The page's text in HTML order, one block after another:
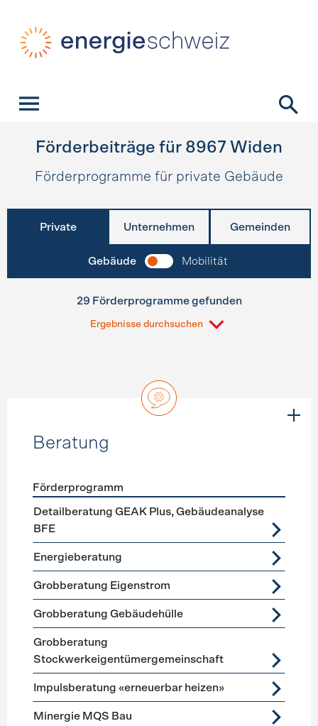
Förderbeiträge für 8967 Widen
Förderprogramme für private Gebäude
Private Unternehmen Gemeinden
Gebäude Mobilität
29 Förderprogramme gefunden
Ergebnisse durchsuchen
Beratung
Förderprogramme Beratung
Förderprogramm
Detailberatung GEAK Plus, Gebäudeanalyse
BFE
Energieberatung
Grobberatung Eigenstrom
Grobberatung Gebäudehülle
Grobberatung
Stockwerkeigentümergemeinschaft
Impulsberatung «erneuerbar heizen»
Minergie MQS Bau